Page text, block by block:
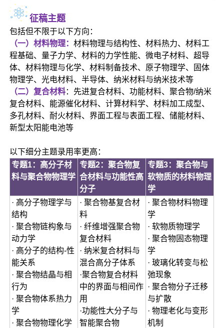
征稿主题
包括但不限于以下方向：
（一）材料物理：材料物理与结构性、材料热力、材料工
程基础、量子力学、材料的力学性能、微电子材料、超导
体、材料物理与化学、材料制备技术、原子物理学、固体
物理学、光电材料、半导体、纳米材料与纳米技术等
（二）复合材料：先进复合材料、功能材料、聚合物/纳米
复合材料、能源催化材料、计算材料学、材料加工成型、
多孔材料、耐火材料、界面工程与表面工程、储能材料、
新型太阳能电池等
以下细分主题录用率更高：
专题1：高分子材
料与聚合物物理学
专题2：聚合物复
合材料与功能性高
分子
专题3：聚合物与
软物质的材料物理
学
· 高分子物理学与
结构
· 聚合物链构象与
动力学
· 高分子的结构-性
能关系
· 聚合物结晶与相
行为
· 聚合物体系热力
学
· 聚合物物理化学
· 聚合物基复合材
料
· 纤维增强聚合物
复合材料
· 纳米复合材料与
混合高分子体系
·聚合物复合材料
中的界面与相间作
用
·功能性大分子与
智能聚合物
· 聚合物材料物理
学
· 软物质物理学
· 聚合物固态物理
学
· 玻璃化转变与松
弛现象
· 聚合物分子迁移
与扩散
· 物理老化与变形
机制